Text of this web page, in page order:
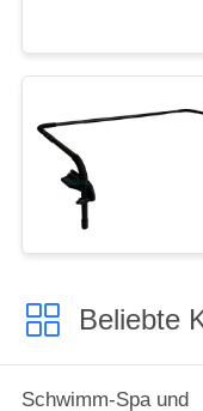
Beliebte
Schwimm-Spa und